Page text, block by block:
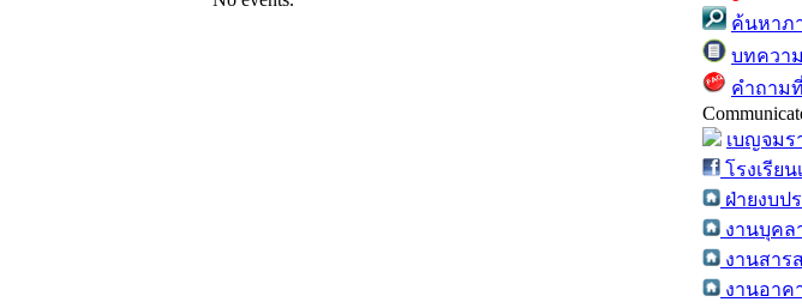
ค้นหาภ
บทควา
คำถาม
เบญจมร
โรงเรีย
ฝ่ายงบป
งานบุคล
งานสาร
งานอาค